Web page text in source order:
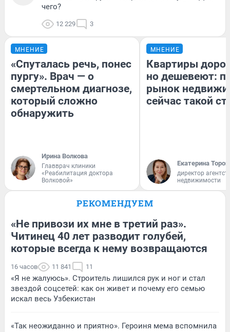
чего?
12 229 3
МНЕНИЕ
«Спуталась речь, понес
пургу». Врач — о
смертельном диагнозе,
который сложно
обнаружить
Ирина Волкова
Главврач клиники
«Реабилитация доктора
Волковой»
МНЕНИЕ
Квартиры
но дешевеют:
рынок
сейчас такой
Екатерина
директор
недвижимости
РЕКОМЕНДУЕМ
«Не привози их мне в третий раз».
Читинец 40 лет разводит голубей,
которые всегда к нему возвращаются
16 часов 11 841 11
«Я не жалуюсь». Строитель лишился рук и ног и стал
звездой соцсетей: как он живет и почему его семью
искал весь Узбекистан
«Так неожиданно и приятно». Героиня мема вспомнила